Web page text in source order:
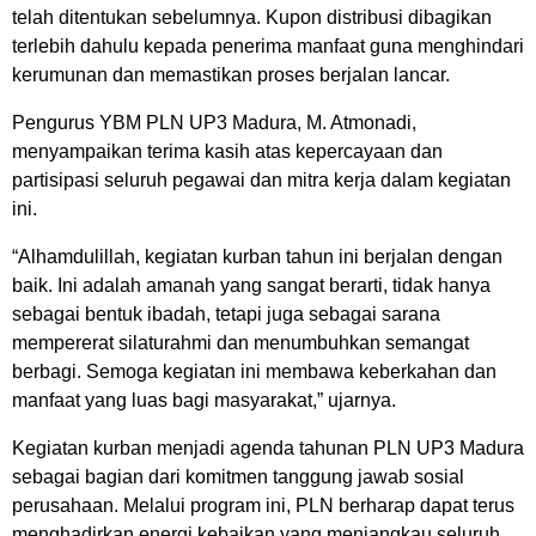
telah ditentukan sebelumnya. Kupon distribusi dibagikan
terlebih dahulu kepada penerima manfaat guna menghindari
kerumunan dan memastikan proses berjalan lancar.
Pengurus YBM PLN UP3 Madura, M. Atmonadi,
menyampaikan terima kasih atas kepercayaan dan
partisipasi seluruh pegawai dan mitra kerja dalam kegiatan
ini.
“Alhamdulillah, kegiatan kurban tahun ini berjalan dengan
baik. Ini adalah amanah yang sangat berarti, tidak hanya
sebagai bentuk ibadah, tetapi juga sebagai sarana
mempererat silaturahmi dan menumbuhkan semangat
berbagi. Semoga kegiatan ini membawa keberkahan dan
manfaat yang luas bagi masyarakat,” ujarnya.
Kegiatan kurban menjadi agenda tahunan PLN UP3 Madura
sebagai bagian dari komitmen tanggung jawab sosial
perusahaan. Melalui program ini, PLN berharap dapat terus